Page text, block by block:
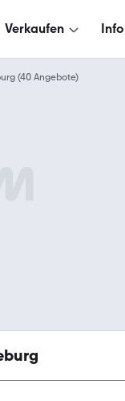
Verkaufen
(40 Angebote)